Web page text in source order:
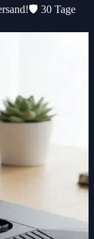
🛡️ 30 Tage